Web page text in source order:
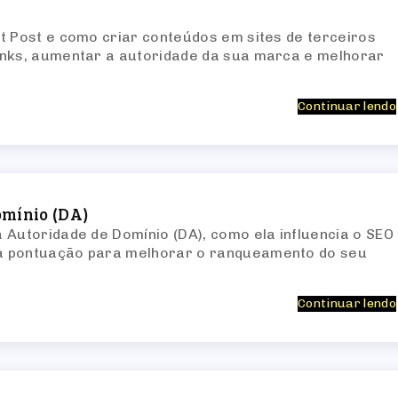
Post e como criar conteúdos em sites de terceiros
aumentar a autoridade da sua marca e melhorar
Continuar lendo
(DA)
de Domínio (DA), como ela influencia o SEO
pontuação para melhorar o ranqueamento do seu
Continuar lendo